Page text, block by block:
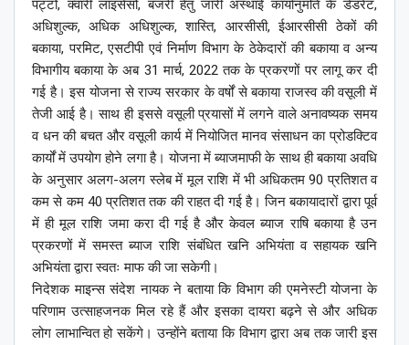
पट्टों, क्वारी लाइसेंसों, बजरी हेतु जारी अस्थाई कार्यानुमति के डेडरेंट,
अधिशुल्क, अधिक अधिशुल्क, शास्ति, आरसीसी, ईआरसीसी ठेकों की
बकाया, परमिट, एसटीपी एवं निर्माण विभाग के ठेकेदारों की बकाया व अन्य
विभागीय बकाया के अब 31 मार्च, 2022 तक के प्रकरणों पर लागू कर दी
गई है। इस योजना से राज्य सरकार के वर्षों से बकाया राजस्व की वसूली में
तेजी आई है। साथ ही इससे वसूली प्रयासों में लगने वाले अनावष्यक समय
व धन की बचत और वसूली कार्य में नियोजित मानव संसाधन का प्रोडक्टिव
कार्यों में उपयोग होने लगा है। योजना में ब्याजमाफी के साथ ही बकाया अवधि
के अनुसार अलग-अलग स्लेब में मूल राशि में भी अधिकतम 90 प्रतिशत व
कम से कम 40 प्रतिशत तक की राहत दी गई है। जिन बकायादारों द्वारा पूर्व
में ही मूल राशि जमा करा दी गई है और केवल ब्याज राषि बकाया है उन
प्रकरणों में समस्त ब्याज राशि संबंधित खनि अभियंता व सहायक खनि
अभियंता द्वारा स्वतः माफ की जा सकेगी।
निदेशक माइन्स संदेश नायक ने बताया कि विभाग की एमनेस्टी योजना के
परिणाम उत्साहजनक मिल रहे हैं और इसका दायरा बढ़ने से और अधिक
लोग लाभान्वित हो सकेंगे। उन्होंने बताया कि विभाग द्वारा अब तक जारी इस